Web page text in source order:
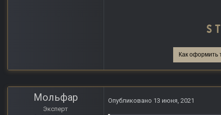
Как оформить
Мольфар
Эксперт
Опубликовано 13 июня, 2021